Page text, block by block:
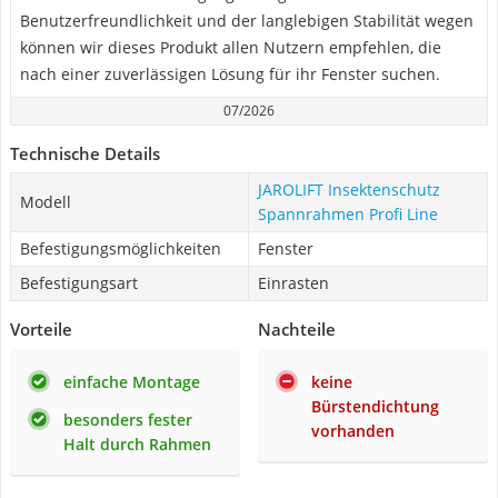
Benutzerfreundlichkeit und der langlebigen Stabilität wegen
können wir dieses Produkt allen Nutzern empfehlen, die
nach einer zuverlässigen Lösung für ihr Fenster suchen.
07/2026
Technische Details
Modell
JAROLIFT Insektenschutz
Spannrahmen Profi Line
Befestigungsmöglichkeiten
Fenster
Befestigungsart
Einrasten
Vorteile
einfache Montage
besonders fester
Halt durch Rahmen
Nachteile
keine
Bürstendichtung
vorhanden